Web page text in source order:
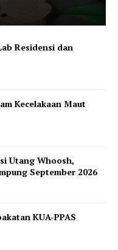
Residensi dan
Kecelakaan Maut
Utang Whoosh,
September 2026
KUA-PPAS